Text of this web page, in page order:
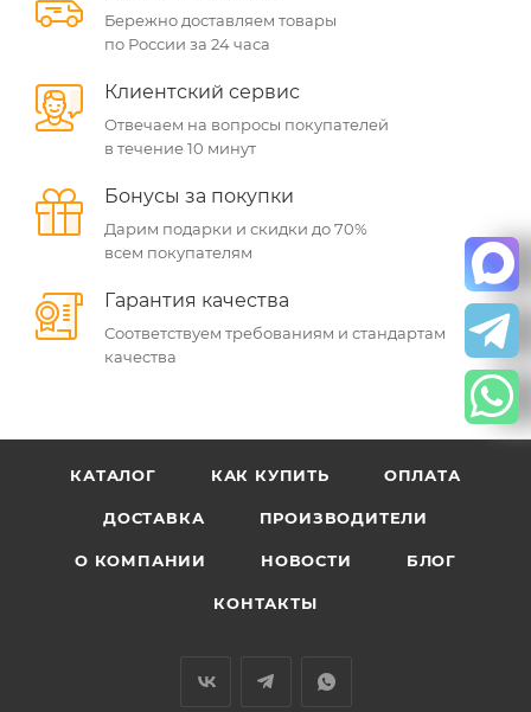
Бережно доставляем товары
по России за 24 часа
Клиентский сервис
Отвечаем на вопросы покупателей
в течение 10 минут
Бонусы за покупки
Дарим подарки и скидки до 70%
всем покупателям
Гарантия качества
Соответствуем требованиям и стандартам
качества
КАТАЛОГ КАК КУПИТЬ ОПЛАТА
ДОСТАВКА ПРОИЗВОДИТЕЛИ
О КОМПАНИИ НОВОСТИ БЛОГ
КОНТАКТЫ